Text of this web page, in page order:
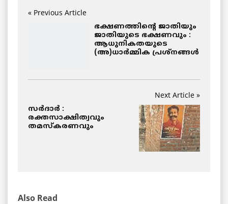
« Previous Article
ഭക്ഷണത്തിന്റെ ജാതിയും
ജാതിയുടെ ഭക്ഷണവും :
ആധുനികതയുടെ
(അ)ധാര്‍മ്മിക പ്രശ്നങ്ങള്‍
Next Article »
സര്‍ദാര്‍ :
രക്തസാക്ഷിത്വവും
തമസ്കരണവും
Also Read